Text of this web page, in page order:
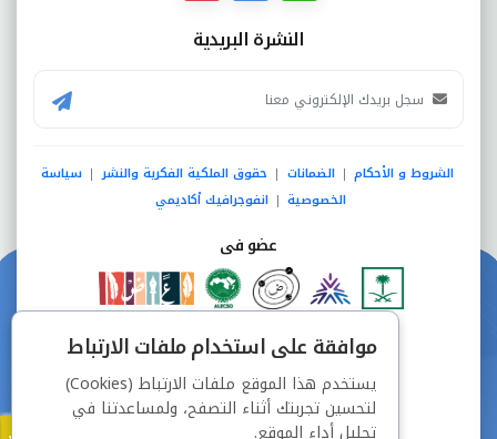
النشرة البريدية
الشروط و الأحكام | الضمانات | حقوق الملكية الفكرية والنشر | سياسة
الخصوصية | انفوجرافيك أكاديمي
عضو فى
دفع آمن من خلال
موافقة على استخدام ملفات الارتباط
يستخدم هذا الموقع ملفات الارتباط (Cookies)
لتحسين تجربتك أثناء التصفح، ولمساعدتنا في
تحليل أداء الموقع.